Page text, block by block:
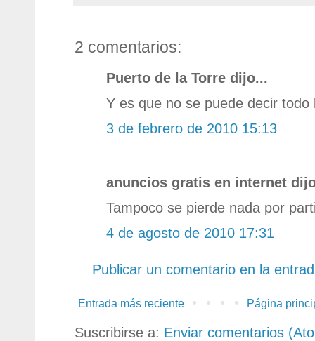
2 comentarios:
Puerto de la Torre dijo...
Y es que no se puede decir todo
3 de febrero de 2010 15:13
anuncios gratis en internet
Tampoco se pierde nada por
4 de agosto de 2010 17:31
Publicar un comentario en la
Entrada más reciente Página
Suscribirse a: Enviar comentarios